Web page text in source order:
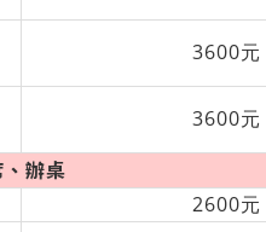
3600元
3600元
辦桌
2600元